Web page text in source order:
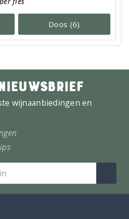
Doos (6)
wijnaanbiedingen en